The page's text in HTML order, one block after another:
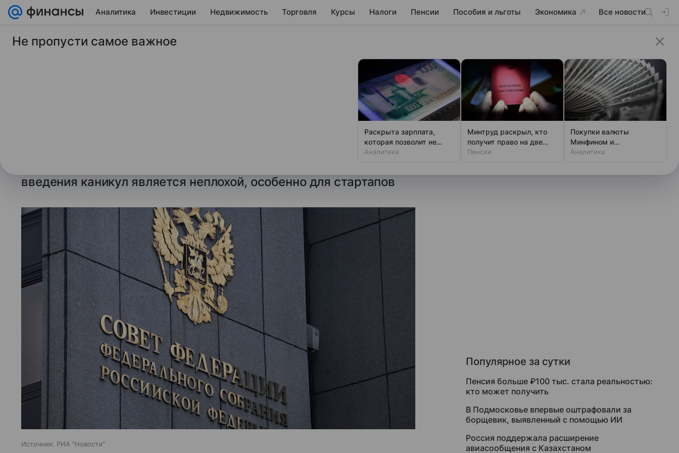
Аналитика Инвестиции Недвижимость Торговля Курсы Налоги Пенсии Пособия и льготы Экономика Все новости
11 июня 2026 ТАСС
В СФ допустили кредитные каникулы
на три года для высокотехнологичных
Председатель комитета Совета Федерации по бюджету и
введения каникул является неплохой, особенно для стартапов
Источник: РИА "Новости"
Популярное за сутки
Пенсия больше ₽100 тыс. стала реальностью:
кто может получить
В Подмосковье впервые оштрафовали за
борщевик, выявленный с помощью ИИ
Россия поддержала расширение
авиасообщения с Казахстаном
Не пропусти самое важное
Раскрыта зарплата,
которая позволит не
чувствовать зависти
Аналитика
Минтруд раскрыл, кто
получит право на две
пенсии
Пенсии
Покупки валюты
Минфином и
спекулянтами разогнали
Аналитика